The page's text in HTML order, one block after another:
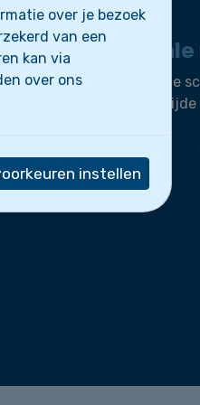
Vind onze
wereldwijde
over je bezoek
van een
kan via
over ons
instellen